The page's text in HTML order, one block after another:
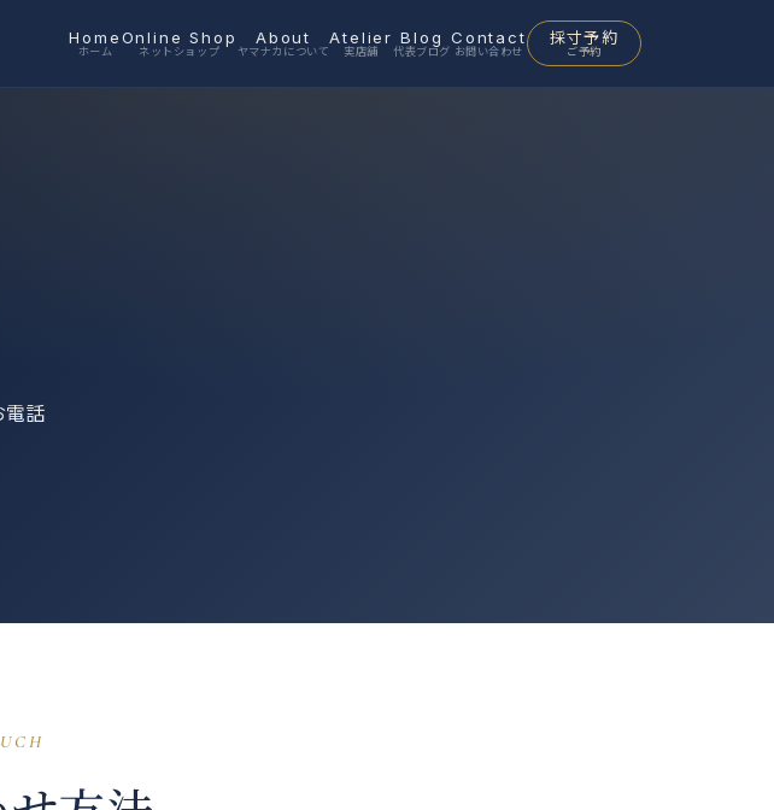
Home
ホーム
Online Shop
ネットショップ
About
ヤマナカについて
Atelier
実店舗
Blog
代表ブログ
Contact
お問い合わせ
採寸予約
ご予約
電話